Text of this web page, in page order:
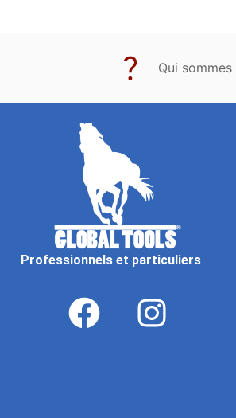
Qui sommes
Professionnels et particuliers